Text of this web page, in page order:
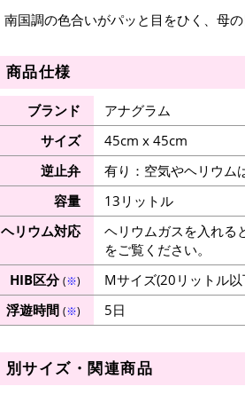
南国調の色合いがパッと目をひく、母
商品仕様
ブランド
アナグラム
サイズ
45cm x 45cm
逆止弁
有り：空気やヘリウム
容量
13リットル
ヘリウム対応
ヘリウムガスを入れる
をご覧ください。
HIB区分(※)
Mサイズ(20リットル以
浮遊時間 (※) 5日
別サイズ・関連商品